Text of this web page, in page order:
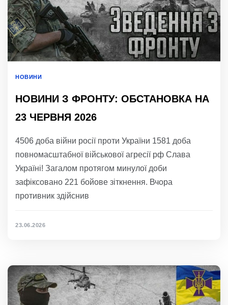
НОВИНИ
НОВИНИ З ФРОНТУ: ОБСТАНОВКА НА
23 ЧЕРВНЯ 2026
4506 доба війни росії проти України 1581 доба
повномасштабної військової агресії рф Слава
Україні! Загалом протягом минулої доби
зафіксовано 221 бойове зіткнення. Вчора
противник здійснив
23.06.2026